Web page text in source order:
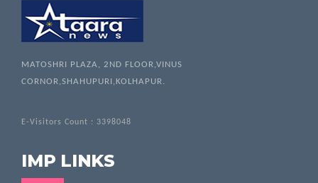
MATOSHRI PLAZA, 2ND FLOOR,VINUS
CORNOR,SHAHUPURI,KOLHAPUR.
E-Visitors Count : 3398048
IMP LINKS